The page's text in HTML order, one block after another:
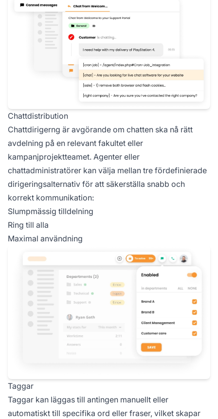
Chattdistribution
Chattdirigerng är avgörande om chatten ska nå rätt
avdelning på en relevant fakultet eller
kampanjprojektteamet. Agenter eller
chattadministratörer kan välja mellan tre fördefinierade
dirigeringsalternativ för att säkerställa snabb och
korrekt kommunikation:
Slumpmässig tilldelning
Ring till alla
Maximal användning
Taggar
Taggar kan läggas till antingen manuellt eller
automatiskt till specifika ord eller fraser, vilket skapar